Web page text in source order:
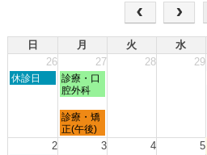
日 月 火 水
26
27 28 29
日
26th
休診日
月
曜
7
月
27th
診療・口
腔外科
月
曜
日,
診療・矯
正(午後)
2 3 4 5